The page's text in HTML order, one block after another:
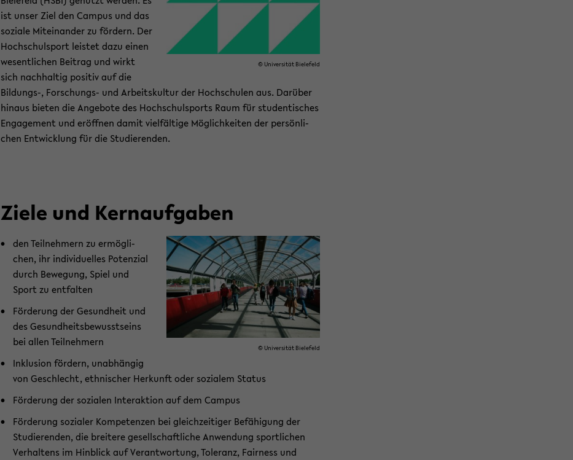
© Uni­ver­si­tät Bie­le­feld
ist unser Ziel den Cam­pus und das
so­zia­le Mit­ein­an­der zu för­dern. Der
Hoch­schul­sport leis­tet dazu einen
we­sent­li­chen Bei­trag und wirkt
sich nach­hal­tig po­si­tiv auf die
Bildungs-​, Forschungs-​ und Ar­beits­kul­tur der Hoch­schu­len aus. Dar­über
hin­aus bie­ten die An­ge­bo­te des Hoch­schul­sports Raum für stu­den­ti­sches
En­ga­ge­ment und er­öff­nen damit viel­fäl­ti­ge Mög­lich­kei­ten der per­sön­li­
chen Ent­wick­lung für die Stu­die­ren­den.
Ziele und Kern­auf­ga­ben
© Uni­ver­si­tät Bie­le­feld
den Teil­neh­mern zu er­mög­li­
chen, ihr in­di­vi­du­el­les Po­ten­zi­al
durch Be­we­gung, Spiel und
Sport zu ent­fal­ten
För­de­rung der Ge­sund­heit und
des Ge­sund­heits­be­wusst­seins
bei allen Teil­neh­mern
In­klu­si­on för­dern, un­ab­hän­gig
von Ge­schlecht, eth­ni­scher Her­kunft oder so­zia­lem Sta­tus
För­de­rung der so­zia­len In­ter­ak­ti­on auf dem Cam­pus
För­de­rung so­zia­ler Kom­pe­ten­zen bei gleich­zei­ti­ger Be­fä­hi­gung der
Stu­die­ren­den, die brei­te­re ge­sell­schaft­li­che An­wen­dung sport­li­chen
Ver­hal­tens im Hin­blick auf Ver­ant­wor­tung, To­le­ranz, Fair­ness und